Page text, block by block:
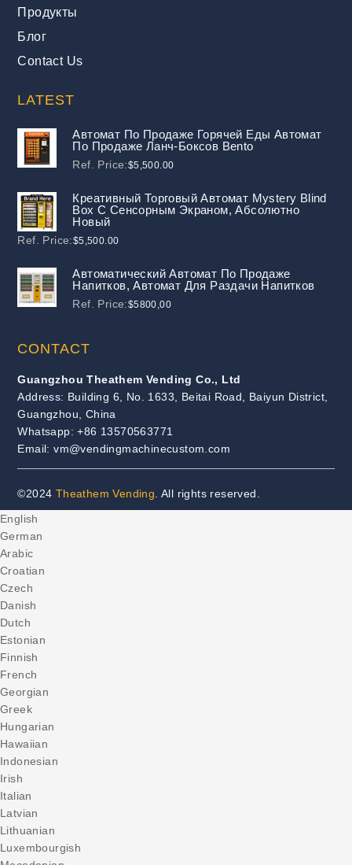
Продукты
Блог
Contact Us
LATEST
Автомат По Продаже Горячей Еды Автомат
По Продаже Ланч-Боксов Bento
Ref. Price:$5,500.00
Креативный Торговый Автомат Mystery Blind
Box С Сенсорным Экраном, Абсолютно
Новый
Ref. Price:$5,500.00
Автоматический Автомат По Продаже
Напитков, Автомат Для Раздачи Напитков
Ref. Price:$5800,00
CONTACT
Guangzhou Theathem Vending Co., Ltd
Address: Building 6, No. 1633, Beitai Road, Baiyun District,
Guangzhou, China
Whatsapp: +86 13570563771
Email: vm@vendingmachinecustom.com
©2024 Theathem Vending . All rights reserved.
English
German
Arabic
Croatian
Czech
Danish
Dutch
Estonian
Finnish
French
Georgian
Greek
Hungarian
Hawaiian
Indonesian
Irish
Italian
Latvian
Lithuanian
Luxembourgish